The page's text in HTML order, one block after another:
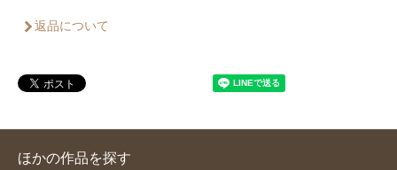
返品について
ほかの作品を探す